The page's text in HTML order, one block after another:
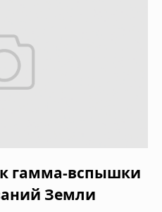
гамма-вспышки
Земли